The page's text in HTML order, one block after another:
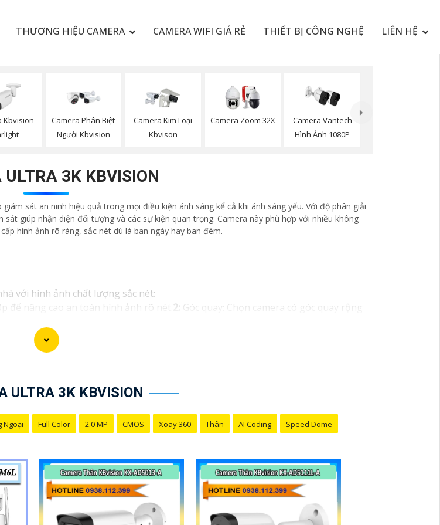
THƯƠNG HIỆU CAMERA CAMERA WIFI GIÁ RẺ THIẾT BỊ CÔNG NGHỆ LIÊN HỆ
Kbvision
Camera Phân Biệt
Người Kbvision
Camera Kim Loại
Kbvison
Camera Zoom 32X
Camera Vantech
Hình Ảnh 1080P
ULTRA 3K KBVISION
sát an ninh hiệu quả trong mọi điều kiện ánh sáng kể cả khi ánh sáng yếu. Với độ phân giải
giúp nhận diện đối tượng và các sự kiện quan trọng. Camera này phù hợp với nhiều không
hình ảnh rõ ràng, sắc nét dù là ban ngày hay ban đêm.
với hình ảnh chất lượng sắc nét:
để nâng cao an toàn hình ảnh rõ nét. 2: Góc quay: Chọn camera có góc quay rộng
có kết nối không dây để dễ dàng cài đặt và di chuyển.✨
mây để dễ dàng xem lại khi cần.⋙
và loa giúp bạn nghe và nói lại với người ở nhà.
ULTRA 3K KBVISION
Ngoại Full Color 2.0 MP CMOS Xoay 360 Thân AI Coding Speed Dome